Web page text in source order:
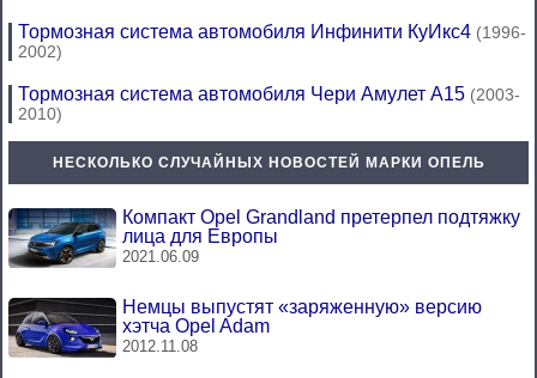
Тормозная система автомобиля Инфинити КуИкс4 (1996-
2002)
Тормозная система автомобиля Чери Амулет А15 (2003-
2010)
НЕСКОЛЬКО СЛУЧАЙНЫХ НОВОСТЕЙ МАРКИ ОПЕЛЬ
Компакт Opel Grandland претерпел подтяжку
лица для Европы
2021.06.09
Немцы выпустят «заряженную» версию
хэтча Opel Adam
2012.11.08